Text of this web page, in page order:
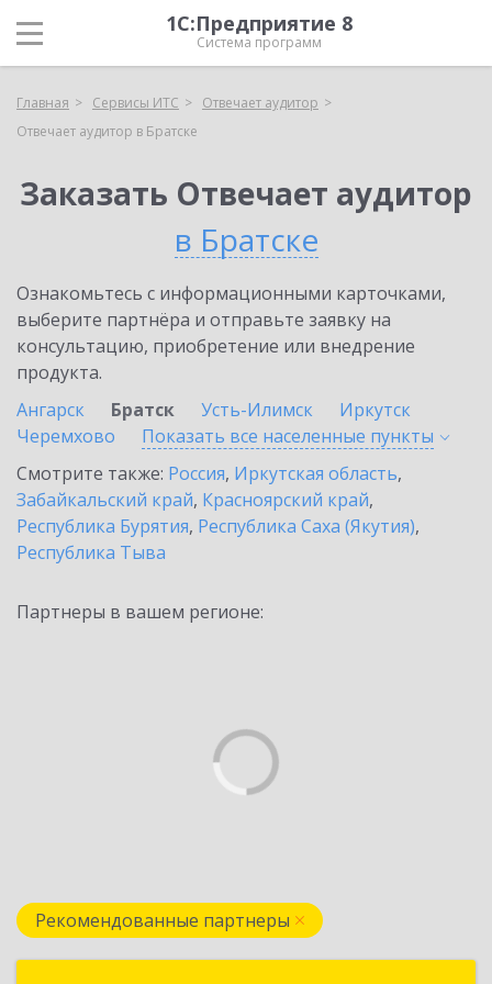
1С:Предприятие 8
Система программ
Главная Сервисы ИТС
Отвечает аудитор
Отвечает аудитор в Братске
Заказать Отвечает аудитор
в Братске
Ознакомьтесь с информационными карточками,
выберите партнёра и отправьте заявку на
консультацию, приобретение или внедрение
продукта.
Ангарск
Братск Усть-Илимск
Иркутск
Черемхово
Показать все населенные пункты
Смотрите также: Россия, Иркутская область,
Забайкальский край, Красноярский край,
Республика Бурятия, Республика Саха (Якутия),
Республика Тыва
Партнеры в вашем регионе:
Рекомендованные партнеры